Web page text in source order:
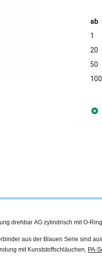
ab
1
20
50
100
drehbar AG zylindrisch mit O-
aus der Blauen Serie sind
mit Kunststoffschläuchen, PA-